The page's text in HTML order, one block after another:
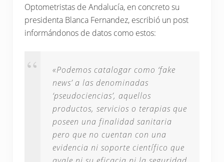
Optometristas de Andalucía, en concreto su
presidenta Blanca Fernandez, escribió un post
informándonos de datos como estos:
«Podemos catalogar como ‘fake
news’ a las denominadas
‘pseudociencias’, aquellos
productos, servicios o terapias que
poseen una finalidad sanitaria
pero que no cuentan con una
evidencia ni soporte científico que